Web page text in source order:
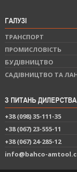
ГАЛУЗІ
ТРАНСПОРТ
ПРОМИСЛОВІСТЬ
БУДІВНИЦТВО
САДІВНИЦТВО ТА
З ПИТАНЬ ДИЛЕРСТВА
+38 (098) 35-111-35
+38 (067) 23-555-11
+38 (067) 24-285-12
info@bahco-